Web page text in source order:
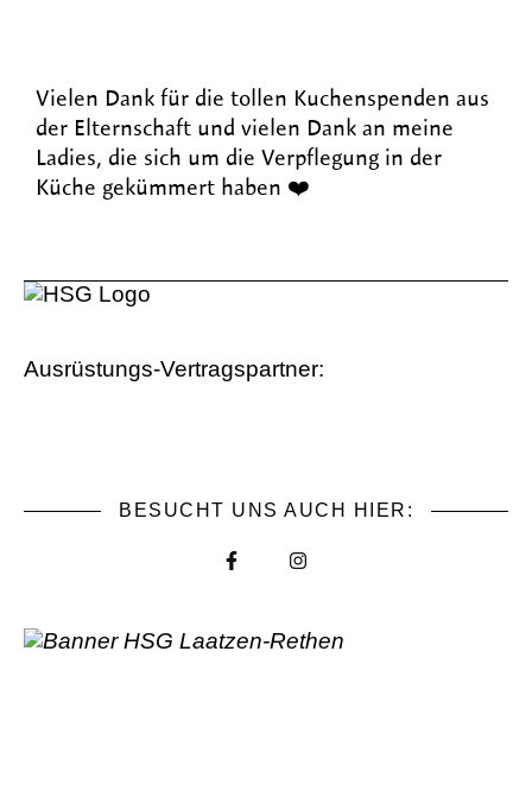
Vielen Dank für die tollen Kuchenspenden aus
der Elternschaft und vielen Dank an meine
Ladies, die sich um die Verpflegung in der
Küche gekümmert haben ❤️
Ausrüstungs-Vertragspartner:
BESUCHT UNS AUCH HIER: